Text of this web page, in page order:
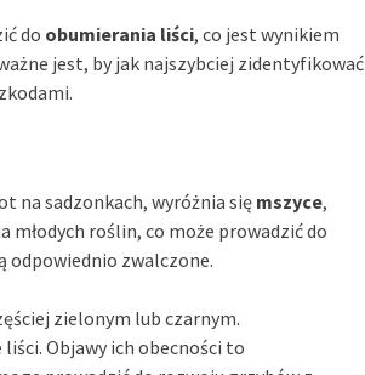
do obumierania liści, co jest wynikiem
jest, by jak najszybciej zidentyfikować
na sadzonkach, wyróżnia się mszyce,
młodych roślin, co może prowadzić do
odpowiednio zwalczone.
zielonym lub czarnym.
Objawy ich obecności to